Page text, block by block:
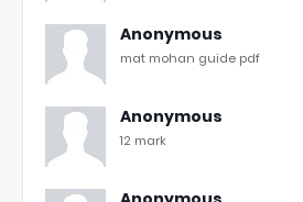
Anonymous
mat mohan guide pdf
Anonymous
12 mark